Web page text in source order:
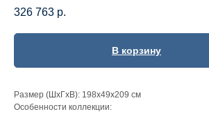
326 763 р.
В корзину
Размер (ШхГхВ): 198х49х209 см
Особенности коллекции: